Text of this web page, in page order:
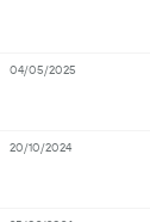
04/05/2025
20/10/2024